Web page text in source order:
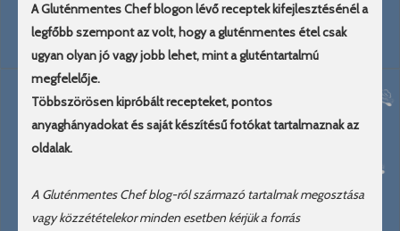
A Gluténmentes Chef blogon lévő receptek kifejlesztésénél a
legfőbb szempont az volt, hogy a gluténmentes étel csak
ugyan olyan jó vagy jobb lehet, mint a gluténtartalmú
megfelelője.
Többszörösen kipróbált recepteket, pontos
anyaghányadokat és saját készítésű fotókat tartalmaznak az
oldalak.
A Gluténmentes Chef blog-ról származó tartalmak megosztása
vagy közzétételekor minden esetben kérjük a forrás